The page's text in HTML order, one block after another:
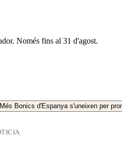
Només fins al 31 d'agost.